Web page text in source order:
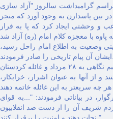
گراميداشت سالروز "آزاد سازی
بين پاسدارن به‌ وجود آورد كه منجر
و وحشتی ايجاد كرد كه پا به فرار
وضعيت به اطلاع امام راحل رسيد،
داشتند و از آنها به عنوان اشرار، خرابکار،
در بیاناتی فرمودند: "...به قوای
شریف آن را از دست ضد انقلابیون